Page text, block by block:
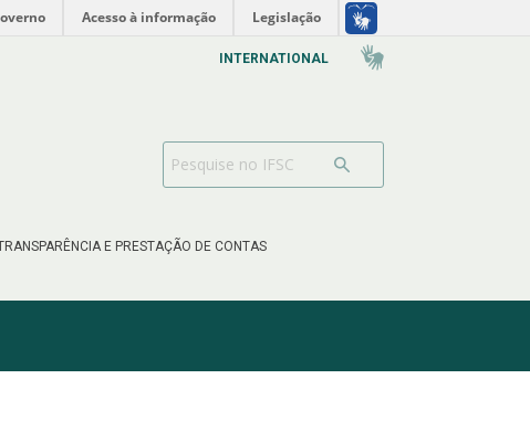
Acesso à informação Legislação
E PRESTAÇÃO DE CONTAS
INTERNATIONAL